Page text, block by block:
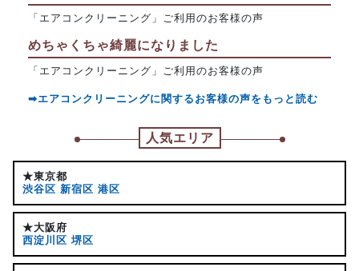
「エアコンクリーニング」ご利用のお客様の声
めちゃくちゃ綺麗になりました
「エアコンクリーニング」ご利用のお客様の声
➡エアコンクリーニングに関するお客様の声をもっと読む
人気エリア
★東京都
渋谷区 新宿区 港区
★大阪府
西淀川区 堺区